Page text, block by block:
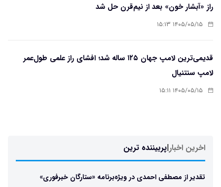
راز «آبشار خون» بعد از نیم‌قرن حل شد
۱۴۰۵/۰۵/۱۵ ۱۵:۱۳
قدیمی‌ترین لامپ جهان ۱۲۵ ساله شد؛ افشای راز علمی طول‌عمر
لامپ سنتنیال
۱۴۰۵/۰۵/۱۵ ۱۵:۱۱
اخرین اخبار|پربیننده ترین
تقدیر از مصطفی احمدی در ویژه‌برنامه «ستارگان خبرفوری»